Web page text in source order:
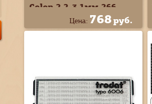
Colop 2,2-3,1мм 266
букв и цифр 79
символов русс Type Set
Цена: 768руб.